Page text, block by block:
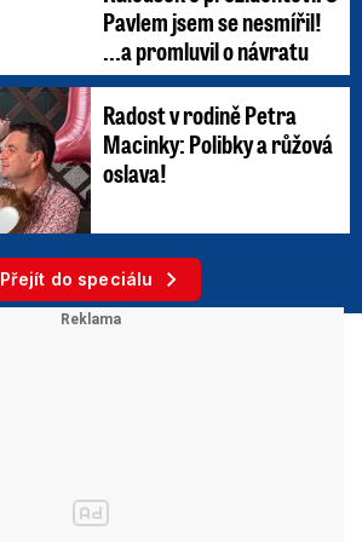
Pavlem jsem se nesmířil!
...a promluvil o návratu
Radost v rodině Petra
Macinky: Polibky a růžová
oslava!
Přejít do speciálu